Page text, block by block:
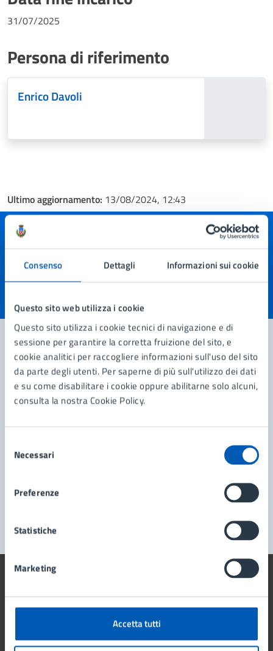
Consenso Dettagli Informazioni sui cookie
Questo sito web utilizza i cookie
Questo sito utilizza i cookie tecnici di navigazione e di
sessione per garantire la corretta fruizione del sito, e
cookie analitici per raccogliere informazioni sull'uso del sito
da parte degli utenti. Per saperne di più sull'utilizzo dei dati
e su come disabilitare i cookie oppure abilitarne solo alcuni,
consulta la nostra Cookie Policy.
delNecessari
Preferenze
Statistiche
Marketing
Accetta tutti
31/07/2025
Persona di riferimento
Enrico Davoli
Ultimo aggiornamento: 13/08/2024, 12:43
Quanto sono chiare le informazioni su questa
pagina?
Valuta 5 stelle su 5
Valuta 4 stelle su 5
Valuta 3 stelle su 5
Valuta 2 stelle su 5
Valuta 1 stelle su 5
Contatta il comune
Leggi le domande frequenti
Comune di Lissone